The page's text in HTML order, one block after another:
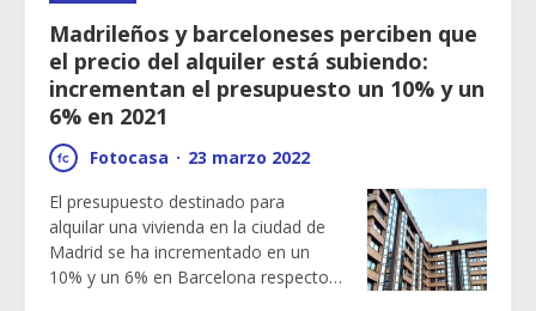
Madrileños y barceloneses perciben que
el precio del alquiler está subiendo:
incrementan el presupuesto un 10% y un
6% en 2021
Fotocasa · 23 marzo 2022
El presupuesto destinado para
alquilar una vivienda en la ciudad de
Madrid se ha incrementado en un
10% y un 6% en Barcelona respecto…